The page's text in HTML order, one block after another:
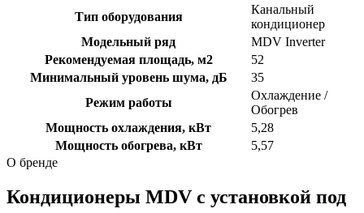
Тип оборудования
Канальный
кондиционер
Модельный ряд
MDV Inverter
Рекомендуемая площадь, м2
52
Минимальный уровень шума, дБ
35
Режим работы
Охлаждение /
Обогрев
Мощность охлаждения, кВт
5,28
Мощность обогрева, кВт
5,57
О бренде
Кондиционеры MDV с установкой под